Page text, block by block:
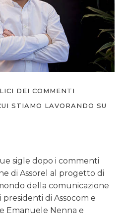
DEI COMMENTI
STIAMO LAVORANDO SU
sigle dopo i commenti
di Assorel al progetto di
della comunicazione
di Assocom e
Emanuele Nenna e